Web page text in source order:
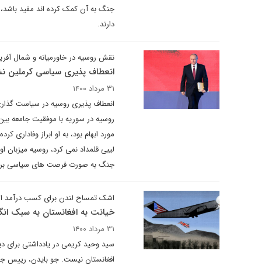
جنگ به آن کمک کرده اند مفید باشد،
دارند.
نقش روسیه در خاورمیانه و شمال
انعطاف پذیری سیاسی
۳۱ مرداد ۱۴۰۰
انعطاف پذیری روسیه در سیاست
روسیه در سوریه با موفقیت جامعه
مورد ابهام بود، به او ابراز
لیبی قلمداد نمی کرد، روسیه
جنگ به صورت فرصت های سیاسی
اشک تمساح لندن برای کسب
خیانت به افغانستان به سبک
۳۱ مرداد ۱۴۰۰
سید وحید کریمی در یادداشتی
افغانستان نیست. جو بایدن، رییس